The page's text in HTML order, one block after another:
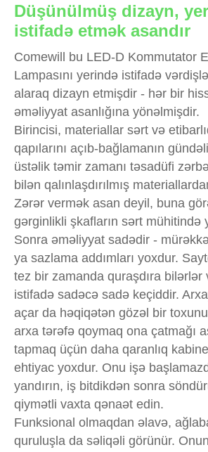
Düşünülmüş dizayn,
istifadə etmək asandır
Comewill bu LED-D Kommutator
Lampasını yerində istifadə
alaraq dizayn etmişdir - hər bir
əməliyyat asanlığına yönəlmişdir.
Birincisi, materiallar sərt və
qapılarını açıb-bağlamanın
üstəlik təmir zamanı təsadüfi
bilən qalınlaşdırılmış
Zərər vermək asan deyil, buna
gərginlikli şkafların sərt mühitində
Sonra əməliyyat sadədir -
ya sazlama addımları yoxdur.
tez bir zamanda quraşdıra bilərlər
istifadə sadəcə sadə keçiddir.
açar da həqiqətən gözəl bir
arxa tərəfə qoymaq ona çatmağı
tapmaq üçün daha qaranlıq
ehtiyac yoxdur. Onu işə
yandırın, iş bitdikdən sonra
qiymətli vaxta qənaət edin.
Funksional olmaqdan əlavə,
quruluşla da səliqəli görünür.